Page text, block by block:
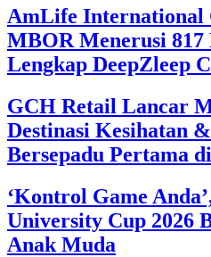
AmLife International
MBOR Menerusi 817
Lengkap DeepZleep
GCH Retail Lancar
Destinasi Kesihatan
Bersepadu Pertama
‘Kontrol Game
University Cup 2026
Anak Muda